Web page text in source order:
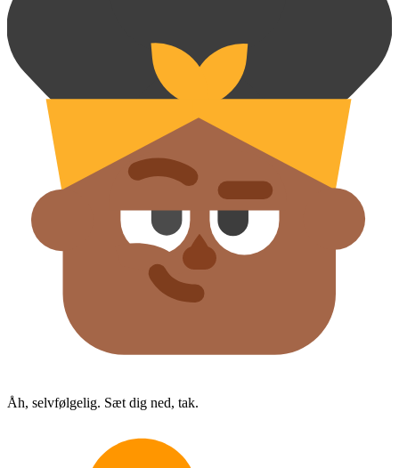
Åh, selvfølgelig. Sæt dig ned, tak.